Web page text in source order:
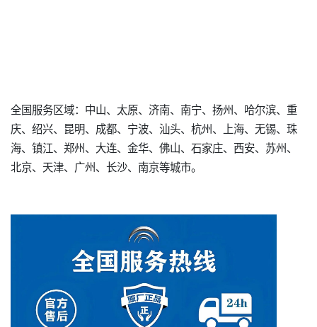
全国服务区域：中山、太原、济南、南宁、扬州、哈尔滨、重
庆、绍兴、昆明、成都、宁波、汕头、杭州、上海、无锡、珠
海、镇江、郑州、大连、金华、佛山、石家庄、西安、苏州、
北京、天津、广州、长沙、南京等城市。